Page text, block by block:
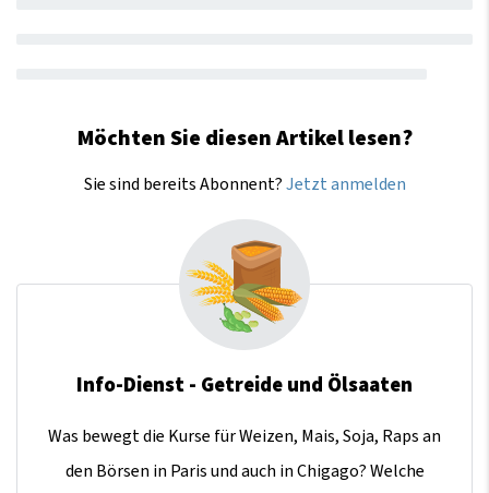
Möchten Sie diesen Artikel lesen?
Sie sind bereits Abonnent?Jetzt anmelden
Info-Dienst - Getreide und Ölsaaten
Was bewegt die Kurse für Weizen, Mais, Soja, Raps an
den Börsen in Paris und auch in Chigago? Welche